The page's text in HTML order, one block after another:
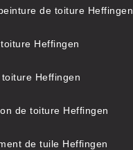
de toiture Heffingen
Heffingen
Heffingen
de toiture Heffingen
de tuile Heffingen